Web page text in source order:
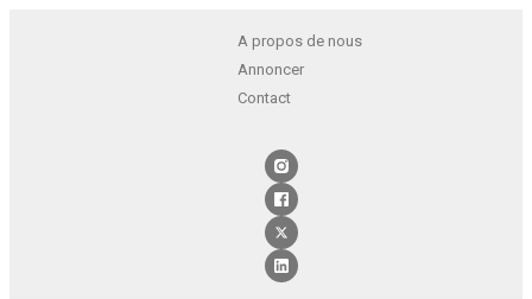
A propos de nous
Annoncer
Contact